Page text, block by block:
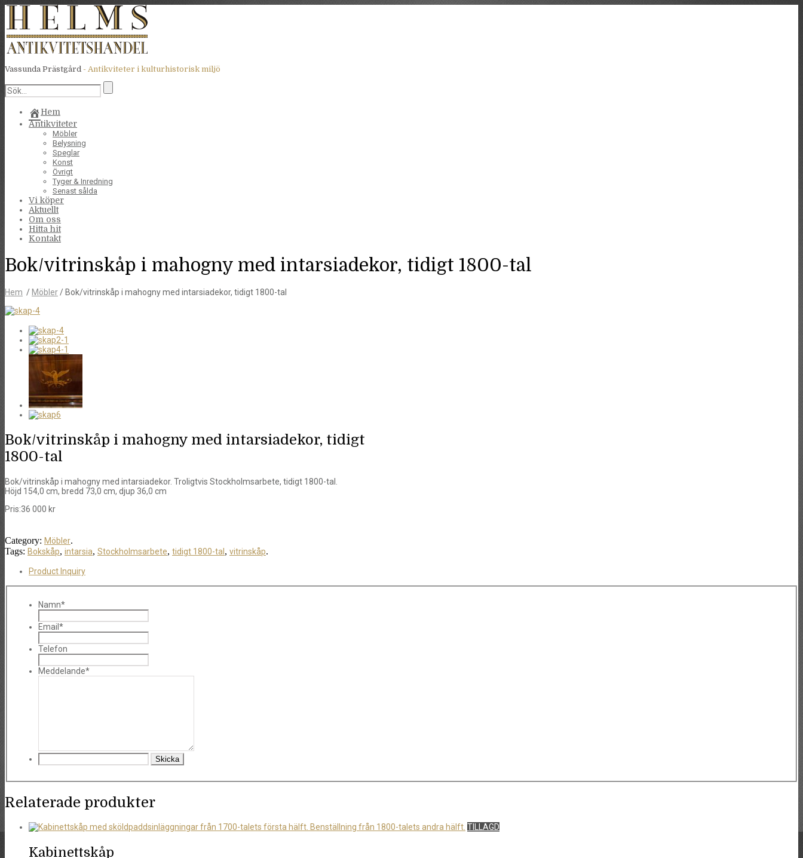
Vassunda Prästgård - Antikviteter i kulturhistorisk miljö
Hem
Antikviteter
Möbler
Belysning
Speglar
Konst
Övrigt
Tyger & Inredning
Senast sålda
Vi köper
Aktuellt
Om oss
Hitta hit
Kontakt
Bok/vitrinskåp i mahogny med intarsiadekor, tidigt 1800-tal
Hem / Möbler/ Bok/vitrinskåp i mahogny med intarsiadekor, tidigt 1800-tal
Bok/vitrinskåp i mahogny med intarsiadekor, tidigt
1800-tal
Bok/vitrinskåp i mahogny med intarsiadekor. Troligtvis Stockholmsarbete, tidigt 1800-tal.
Höjd 154,0 cm, bredd 73,0 cm, djup 36,0 cm
Pris:36 000 kr
Category: Möbler.
Tags: Bokskåp, intarsia, Stockholmsarbete, tidigt 1800-tal , vitrinskåp.
Product Inquiry
Namn*
Email*
Telefon
Meddelande*
Relaterade produkter
TILLAGD
Kabinettskåp